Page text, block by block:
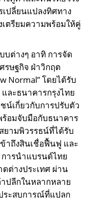
ปลี่ยนแปลงทิศทาง
ตรียมความพร้อมให้คู่
ต่างๆ อาทิ การจัด
รษฐกิจ ฝ่าวิกฤต
Normal” โดยได้รับ
ละธนาคารกรุงไทย
น์เกี่ยวกับการปรับตัว
ร้อมจับมือกับธนาคาร
ยามพิวรรธน์ที่ได้รับ
าถึงสินเชื่อฟื้นฟู และ
ารนำแบรนด์ไทย
ดต่างประเทศ ผ่าน
ปลีกในหลากหลาย
ระสบการณ์ที่แปลก